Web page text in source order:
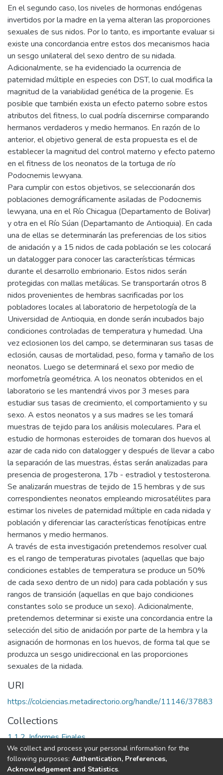
En el segundo caso, los niveles de hormonas endógenas
invertidos por la madre en la yema alteran las proporciones
sexuales de sus nidos. Por lo tanto, es importante evaluar si
existe una concordancia entre estos dos mecanismos hacia
un sesgo unilateral del sexo dentro de su nidada.
Adicionalmente, se ha evidenciado la ocurrencia de
paternidad múltiple en especies con DST, lo cual modifica la
magnitud de la variabilidad genética de la progenie. Es
posible que también exista un efecto paterno sobre estos
atributos del fitness, lo cual podría discernirse comparando
hermanos verdaderos y medio hermanos. En razón de lo
anterior, el objetivo general de esta propuesta es el de
establecer la magnitud del control materno y efecto paterno
en el fitness de los neonatos de la tortuga de río
Podocnemis lewyana.
Para cumplir con estos objetivos, se seleccionarán dos
poblaciones demográficamente asiladas de Podocnemis
lewyana, una en el Río Chicagua (Departamento de Bolivar)
y otra en el Río Súan (Departamanto de Antioquia). En cada
una de ellas se determinarán las preferencias de los sitios
de anidación y a 15 nidos de cada población se les colocará
un datalogger para conocer las características térmicas
durante el desarrollo embrionario. Estos nidos serán
protegidas con mallas metálicas. Se transportarán otros 8
nidos provenientes de hembras sacrificadas por los
pobladores locales al laboratorio de herpetología de la
Universidad de Antioquia, en donde serán incubados bajo
condiciones controladas de temperatura y humedad. Una
vez eclosionen los del campo, se determinaran sus tasas de
eclosión, causas de mortalidad, peso, forma y tamaño de los
neonatos. Luego se determinará el sexo por medio de
morfometría geométrica. A los neonatos obtenidos en el
laboratorio se les mantendrá vivos por 3 meses para
estudiar sus tasas de crecimiento, el comportamiento y su
sexo. A estos neonatos y a sus madres se les tomará
muestras de tejido para los análisis moleculares. Para el
estudio de hormonas esteroides de tomaran dos huevos al
azar de cada nido con datalogger y después de llevar a cabo
la separación de las muestras, éstas serán analizadas para
presencia de progesterona, 17b - estradiol y testosterona.
Se analizarán muestras de tejido de 15 hembras y de sus
correspondientes neonatos empleando microsatélites para
estimar los niveles de paternidad múltiple en cada nidada y
población y diferenciar las características fenotípicas entre
hermanos y medio hermanos.
A través de esta investigación pretendemos resolver cual
es el rango de temperaturas pivotales (aquellas que bajo
condiciones estables de temperatura se produce un 50%
de cada sexo dentro de un nido) para cada población y sus
rangos de transición (aquellas en que bajo condiciones
constantes solo se produce un sexo). Adicionalmente,
pretendemos determinar si existe una concordancia entre la
selección del sitio de anidación por parte de la hembra y la
asignación de hormonas en los huevos, de forma tal que se
produzca un sesgo unidireccional en las proporciones
sexuales de la nidada.
URI
https://colciencias.metadirectorio.org/handle/11146/37883
Collections
1.1.2. Informes Finales
Full item page
We collect and process your personal information for the
following purposes: Authentication, Preferences,
Acknowledgement and Statistics.